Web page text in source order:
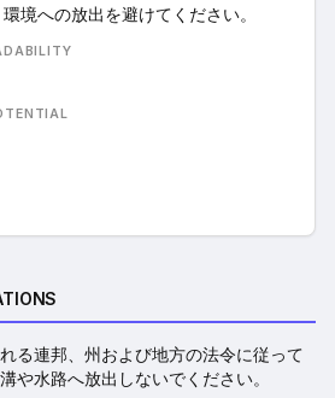
境への放出を避けてください。
る連邦、州および地方の法令に従って
や水路へ放出しないでください。